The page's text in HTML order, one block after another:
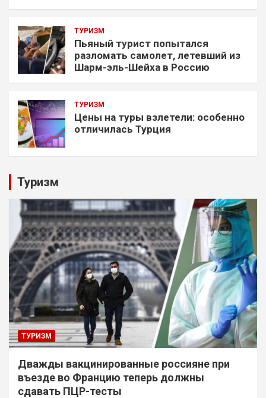
ТУРИЗМ
Пьяный турист попытался
разломать самолет, летевший из
Шарм-эль-Шейха в Россию
ТУРИЗМ
Цены на туры взлетели: особенно
отличилась Турция
Туризм
ТУРИЗМ
Дважды вакцинированные россияне при
въезде во Францию теперь должны
сдавать ПЦР-тесты